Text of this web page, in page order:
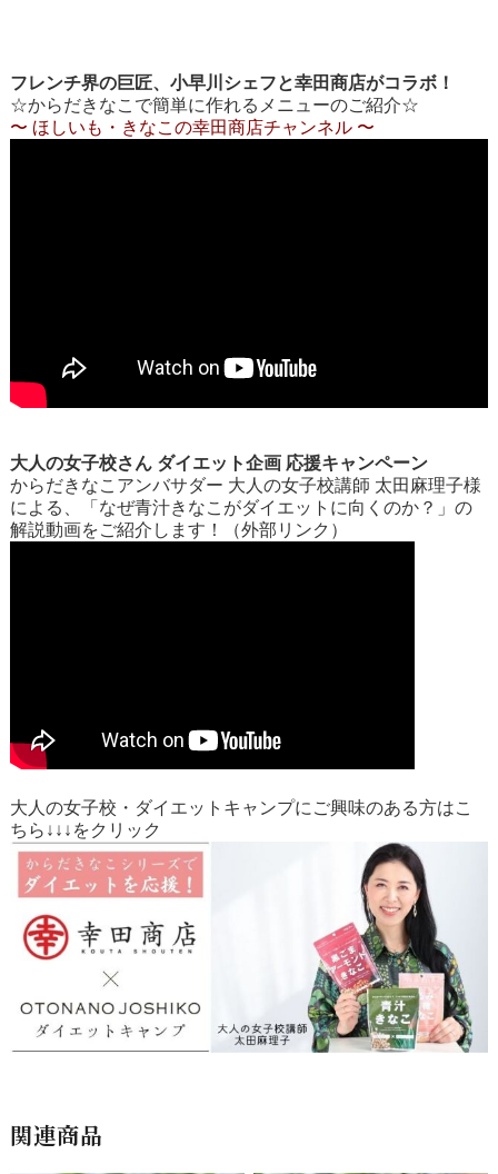
フレンチ界の巨匠、小早川シェフと幸田商店がコラボ！
☆からだきなこで簡単に作れるメニューのご紹介☆
〜 ほしいも・きなこの幸田商店チャンネル 〜
大人の女子校さん ダイエット企画 応援キャンペーン
からだきなこアンバサダー 大人の女子校講師 太田麻理子様
による、「なぜ青汁きなこがダイエットに向くのか？」の
解説動画をご紹介します！（外部リンク）
大人の女子校・ダイエットキャンプにご興味のある方はこ
ちら↓↓↓をクリック
関連商品